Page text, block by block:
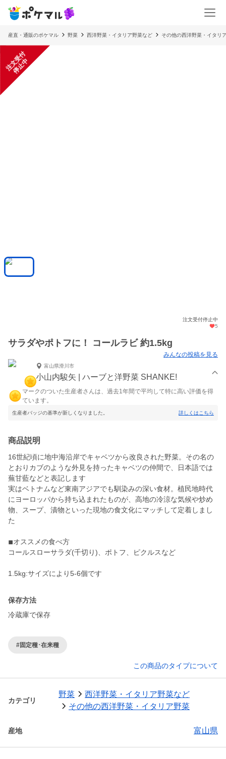
産直・通販のポケマル 野菜 西洋野菜・イタリア野菜など その他の西洋野菜・イタリ
注
文
受
付
停
止
中
注文受付停止中
5
サラダやポトフに！ コールラビ 約1.5kg
みんなの投稿を見る
富山県滑川市
小山内駿矢 | ハーブと洋野菜 SHANKE!
マークのついた生産者さんは、過去1年間で平均して特に高い評価を得
ています。
生産者バッジの基準が新しくなりました。 詳しくはこちら
商品説明
16世紀頃に地中海沿岸でキャベツから改良された野菜。その名の
とおりカブのような外見を持ったキャベツの仲間で、日本語では
蕪甘藍などと表記します
実はベトナムなど東南アジアでも馴染みの深い食材。植民地時代
にヨーロッパから持ち込まれたものが、高地の冷涼な気候や炒め
物、スープ、漬物といった現地の食文化にマッチして定着しまし
た
◾︎オススメの食べ方
コールスローサラダ(千切り)、ポトフ、ピクルスなど
保存方法
冷蔵庫で保存
#固定種･在来種
この商品のタイプについて
カテゴリ
野菜
西洋野菜・イタリア野菜など
その他の西洋野菜・イタリア野菜
産地 富山県